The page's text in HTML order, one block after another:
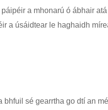
a mhonarú ó ábhair
a úsáidtear le haghaidh
sé gearrtha go dtí an